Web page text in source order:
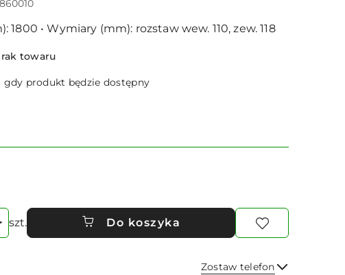
1800 • Wymiary (mm): rozstaw wew. 110, zew. 118
towaru
gdy produkt będzie dostępny
szt. Do koszyka
Zostaw telefon